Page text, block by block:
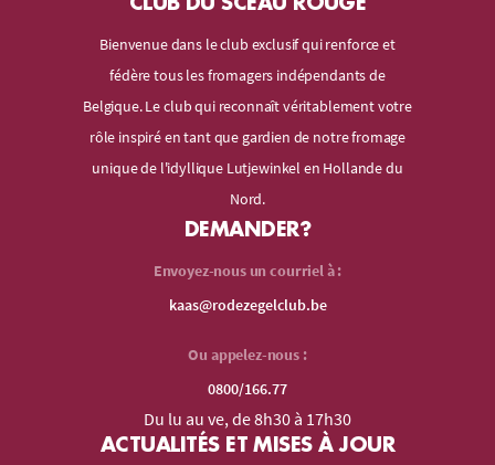
Bienvenue dans le club exclusif qui renforce et
fédère tous les fromagers indépendants de
Belgique. Le club qui reconnaît véritablement votre
rôle inspiré en tant que gardien de notre fromage
unique de l'idyllique Lutjewinkel en Hollande du
Nord.
DEMANDER?
Envoyez-nous un courriel à :
kaas@rodezegelclub.be
Ou appelez-nous :
0800/166.77
Du lu au ve, de 8h30 à 17h30
ACTUALITÉS ET MISES À JOUR